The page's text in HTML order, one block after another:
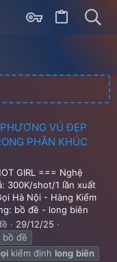
VÚ ĐẸP
PHÂN KHÚC
GIRL === Nghệ
300K/shot/1 lần xuất
Hà Nội - Hàng Kiểm
bồ đề - long biên
29/12/25
bồ đề
kiểm định long biên